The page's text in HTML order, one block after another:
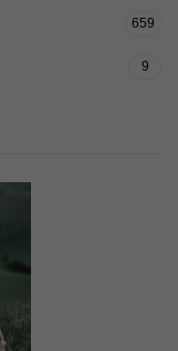
659
9